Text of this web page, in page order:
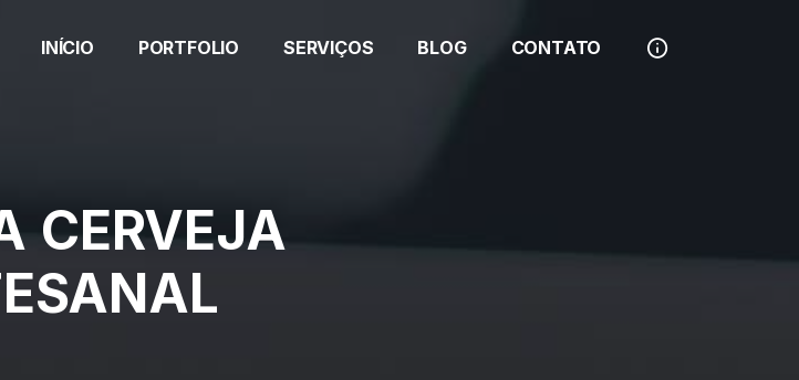
INÍCIO PORTFOLIO SERVIÇOS BLOG CONTATO
CERVEJA